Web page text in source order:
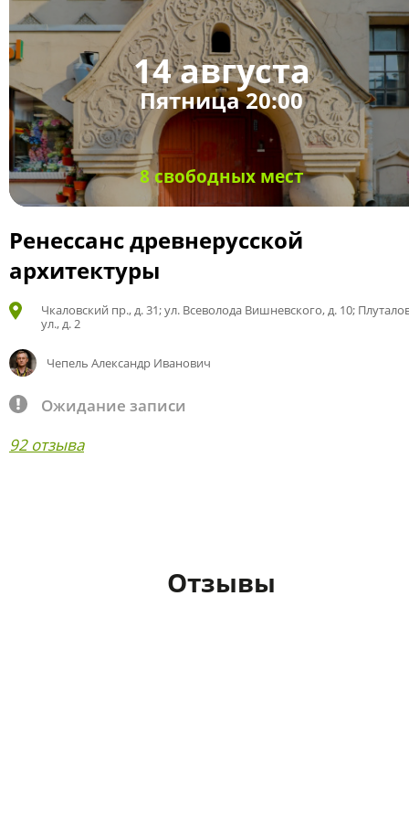
14 августа
Пятница 20:00
8 свободных мест
Ренессанс древнерусской
архитектуры
Чкаловский пр., д. 31; ул. Всеволода Вишневского, д. 10;
ул., д. 2
Чепель Александр Иванович
Ожидание записи
92 отзыва
Отзывы